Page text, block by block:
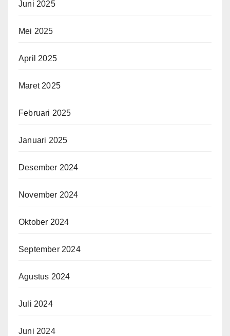
Juni 2025
Mei 2025
April 2025
Maret 2025
Februari 2025
Januari 2025
Desember 2024
November 2024
Oktober 2024
September 2024
Agustus 2024
Juli 2024
Juni 2024